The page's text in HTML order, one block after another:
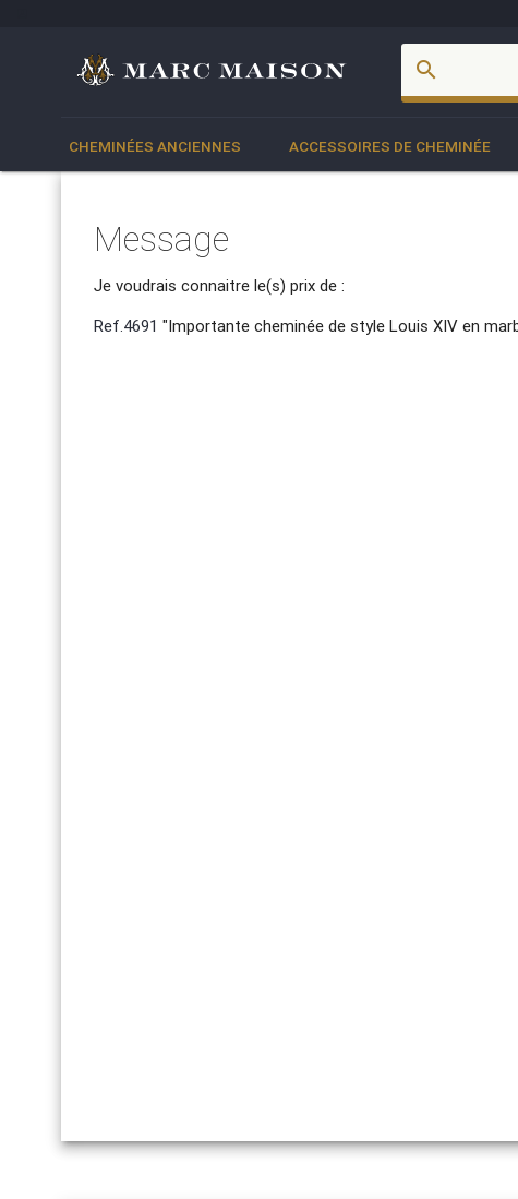
search
CHEMINÉES ANCIENNES ACCESSOIRES DE CHEMINÉE
Message
Je voudrais connaitre le(s) prix de :
Ref.4691 "Importante cheminée de style Louis XIV en